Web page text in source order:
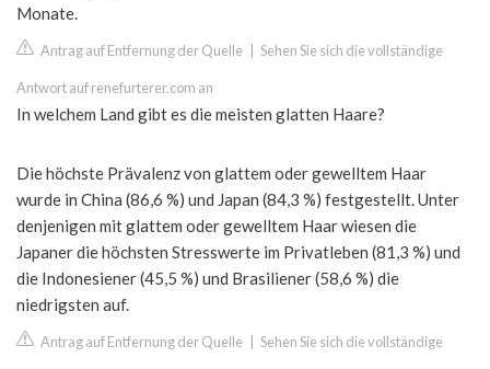
Monate.
Antrag auf Entfernung der Quelle Sehen Sie sich die vollständige
Antwort auf renefurterer.com an
In welchem ​​Land gibt es die meisten glatten Haare?
Die höchste Prävalenz von glattem oder gewelltem Haar
wurde in China (86,6 %) und Japan (84,3 %) festgestellt. Unter
denjenigen mit glattem oder gewelltem Haar wiesen die
Japaner die höchsten Stresswerte im Privatleben (81,3 %) und
die Indonesiener (45,5 %) und Brasiliener (58,6 %) die
niedrigsten auf.
Antrag auf Entfernung der Quelle Sehen Sie sich die vollständige